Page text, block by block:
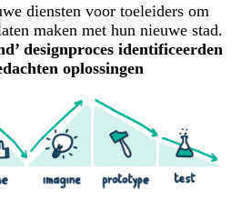
diensten voor toeleiders om
maken met hun nieuwe stad.
designproces identificeerden
oplossingen